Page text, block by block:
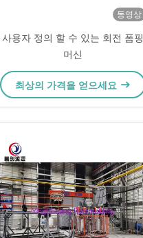
동영상
사용자 정의 할 수 있는 회전 폼핑
머신
최상의 가격을 얻으세요